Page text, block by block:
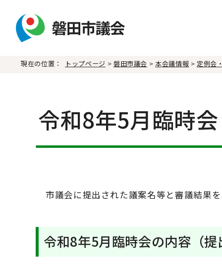
現在の位置： トップページ > 磐田市議会 >本会議情報 > 定例会
令和8年5月臨時会
市議会に提出された議案名等と審議結果を
令和8年5月臨時会の内容（提